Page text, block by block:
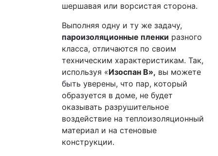
шершавая или ворсистая сторона.
Выполняя одну и ту же задачу,
пароизоляционные пленки разного
класса, отличаются по своим
техническим характеристикам. Так,
используя «Изоспан В», вы можете
быть уверены, что пар, который
образуется в доме, не будет
оказывать разрушительное
воздействие на теплоизоляционный
материал и на стеновые
конструкции.